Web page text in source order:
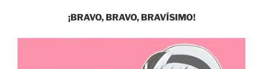
¡BRAVO, BRAVO, BRAVÍSIMO!